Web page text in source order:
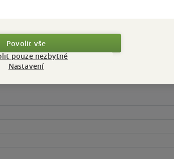
Povolit vše
pouze nezbytné
Nastavení